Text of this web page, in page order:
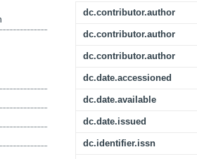
dc.contributor.author
dc.contributor.author
dc.contributor.author
dc.date.accessioned
dc.date.available
dc.date.issued
dc.identifier.issn